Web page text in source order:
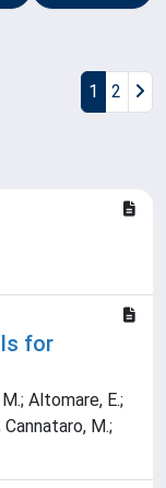
1 2
for
Altomare, E.;
M.;